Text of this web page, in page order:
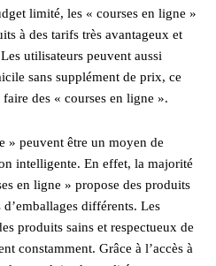
limité, les « courses en ligne »
à des tarifs très avantageux et
utilisateurs peuvent aussi
sans supplément de prix, ce
des « courses en ligne ».
» peuvent être un moyen de
intelligente. En effet, la majorité
en ligne » propose des produits
différents. Les
produits sains et respectueux de
constamment. Grâce à l’accès à